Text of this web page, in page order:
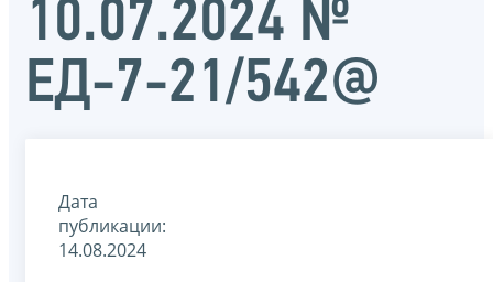
10.07.2024 №
ЕД-7-21/542@
Дата
публикации:
14.08.2024